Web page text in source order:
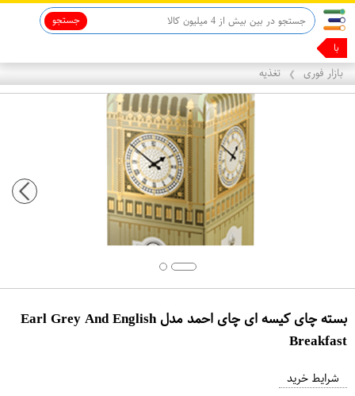
جستجو
با همین گ
بازار فوری ❯ تغذیه
بسته چای کیسه ای چای احمد مدل Earl Grey And English
Breakfast
شرایط خرید